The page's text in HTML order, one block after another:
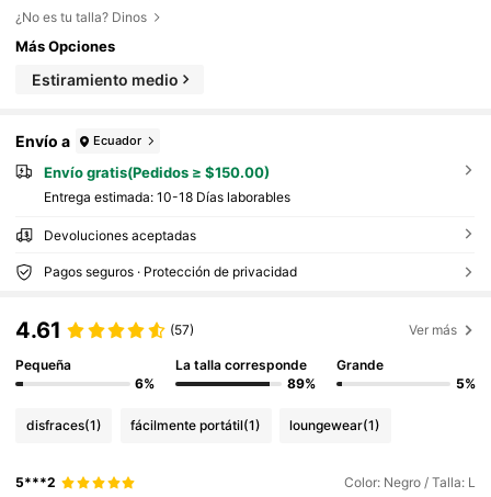
¿No es tu talla? Dinos
Más Opciones
Estiramiento medio
Envío a Ecuador
Envío gratis(Pedidos ≥ $150.00)
Entrega estimada: 10-18 Días laborables
Devoluciones aceptadas
Pagos seguros · Protección de privacidad
4.61 (57) Ver más
Pequeña
6%
La talla corresponde
89%
Grande
5%
disfraces(1) fácilmente portátil(1) loungewear(1)
5***2 Color: Negro / Talla: L